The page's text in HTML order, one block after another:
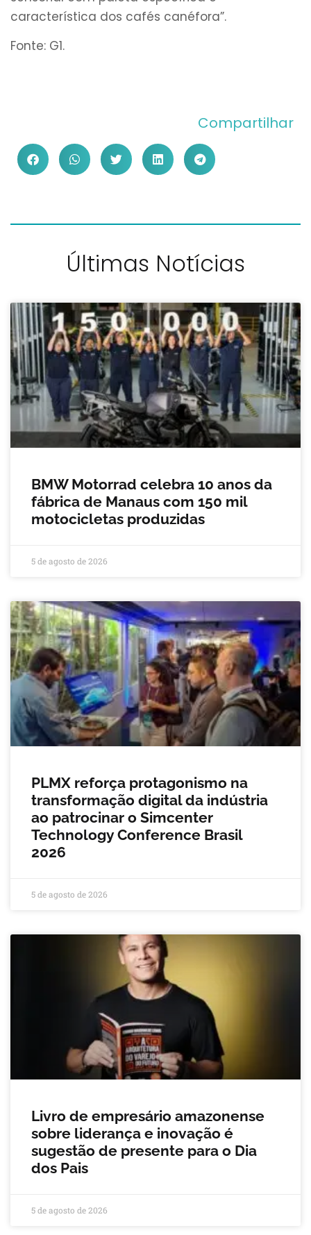
característica dos cafés canéfora”.
Fonte: G1.
Compartilhar
Últimas Notícias
BMW Motorrad celebra 10 anos da
fábrica de Manaus com 150 mil
motocicletas produzidas
5 de agosto de 2026
PLMX reforça protagonismo na
transformação digital da indústria
ao patrocinar o Simcenter
Technology Conference Brasil
2026
5 de agosto de 2026
Livro de empresário amazonense
sobre liderança e inovação é
sugestão de presente para o Dia
dos Pais
5 de agosto de 2026